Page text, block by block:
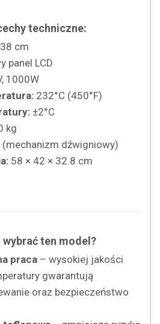
techniczne:
cm
panel LCD
1000W
232°C (450°F)
±2°C
kg
(mechanizm dźwigniowy)
58 × 42 × 32.8 cm
ten model?
praca – wysokiej jakości
gwarantują
oraz bezpieczeństwo